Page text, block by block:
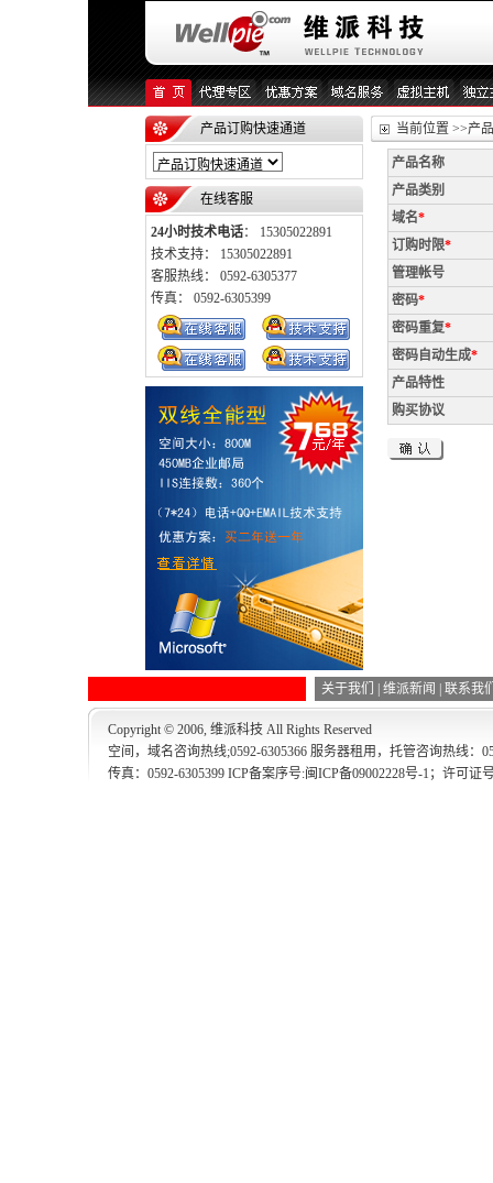
产品订购快速通道
在线客服
24小时技术电话： 15305022891
技术支持： 15305022891
客服热线： 0592-6305377
传真： 0592-6305399
当前位置 >>产
产品名称
产品类别
域名*
订购时限*
管理帐号
密码*
密码重复*
密码自动生成*
产品特性
购买协议
关于我们 维派新闻 联系我
Copyright © 2006, 维派科技 All Rights Reserved
空间，域名咨询热线;0592-6305366 服务器租用，托管咨询热线：
传真：0592-6305399 ICP备案序号:闽ICP备09002228号-1 ；许可证